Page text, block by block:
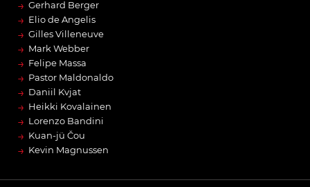
→ Gerhard Berger
→ Elio de Angelis
→ Gilles Villeneuve
→ Mark Webber
→ Felipe Massa
→ Pastor Maldonaldo
→ Daniil Kvjat
→ Heikki Kovalainen
→ Lorenzo Bandini
→ Kuan-jü Čou
→ Kevin Magnussen